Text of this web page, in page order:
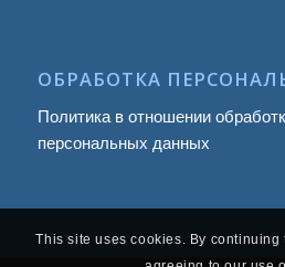
ОБРАБОТКА
Политика в отношении
персональных данных
This site uses cookies. By